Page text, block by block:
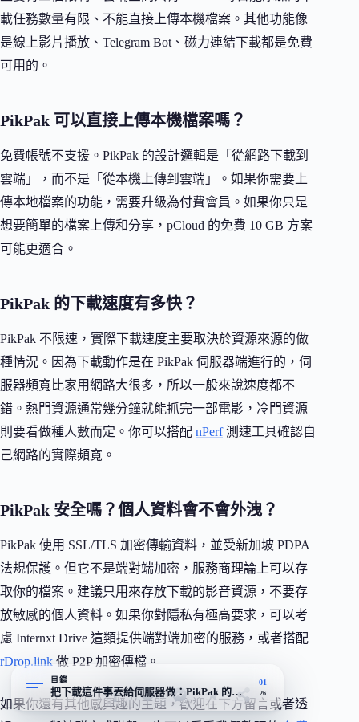
載任務數量有限、不能直接上傳本機檔案。其他功能像
是線上影片播放、Telegram Bot、磁力連結下載都是免費
可用的。
PikPak 可以直接上傳本機檔案嗎？
免費帳號不支援。PikPak 的設計邏輯是「從網路下載到
雲端」，而不是「從本機上傳到雲端」。如果你需要上
傳本地檔案的功能，需要升級為付費會員。如果你只是
想要簡單的檔案上傳和分享，pCloud 的免費 10 GB 方案
可能更適合。
PikPak 的下載速度有多快？
PikPak 不限速，實際下載速度主要取決於資源來源的做
種情況。因為下載動作是在 PikPak 伺服器端進行的，伺
服器頻寬比家用網路大很多，所以一般來說速度都不
錯。熱門資源通常幾分鐘就能抓完一部電影，冷門資源
則要看做種人數而定。你可以搭配 nPerf測速工具確認自
己網路的實際頻寬。
PikPak 安全嗎？個人資料會不會外洩？
PikPak 使用 SSL/TLS 加密傳輸資料，並受新加坡 PDPA
法規保護。但它不是端對端加密，服務商理論上可以存
取你的檔案。建議只用來存放下載的影音資源，不要存
放敏感的個人資料。如果你對隱私有極高要求，可以考
慮 Internxt Drive 這類提供端對端加密的服務，或者搭配
rDrop.link 做 P2P 加密傳檔。
如果你還有其他感興趣的主題，歡迎在下方留言或者透
目錄
把下載這件事丟給伺服器做：PikPak 的真正賣點不是 6 GB
01
26